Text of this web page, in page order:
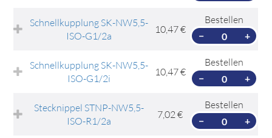
Schnellkupplung SK-NW5,5-
ISO-G1/2a
10,47 €
Bestellen
− +
Schnellkupplung SK-NW5,5-
ISO-G1/2i
10,47 €
Bestellen
− +
Stecknippel STNP-NW5,5-
ISO-R1/2a
7,02 €
Bestellen
− +